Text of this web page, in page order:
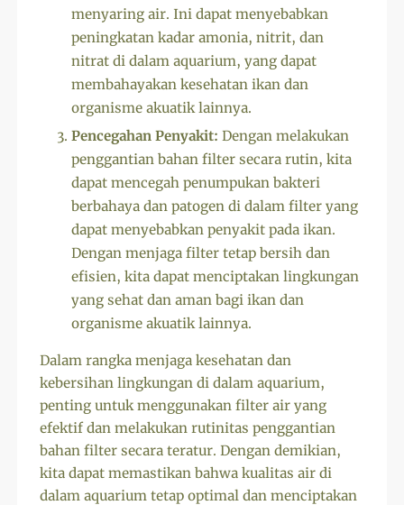
menyaring air. Ini dapat menyebabkan
peningkatan kadar amonia, nitrit, dan
nitrat di dalam aquarium, yang dapat
membahayakan kesehatan ikan dan
organisme akuatik lainnya.
Pencegahan Penyakit: Dengan melakukan
penggantian bahan filter secara rutin, kita
dapat mencegah penumpukan bakteri
berbahaya dan patogen di dalam filter yang
dapat menyebabkan penyakit pada ikan.
Dengan menjaga filter tetap bersih dan
efisien, kita dapat menciptakan lingkungan
yang sehat dan aman bagi ikan dan
organisme akuatik lainnya.
Dalam rangka menjaga kesehatan dan
kebersihan lingkungan di dalam aquarium,
penting untuk menggunakan filter air yang
efektif dan melakukan rutinitas penggantian
bahan filter secara teratur. Dengan demikian,
kita dapat memastikan bahwa kualitas air di
dalam aquarium tetap optimal dan menciptakan